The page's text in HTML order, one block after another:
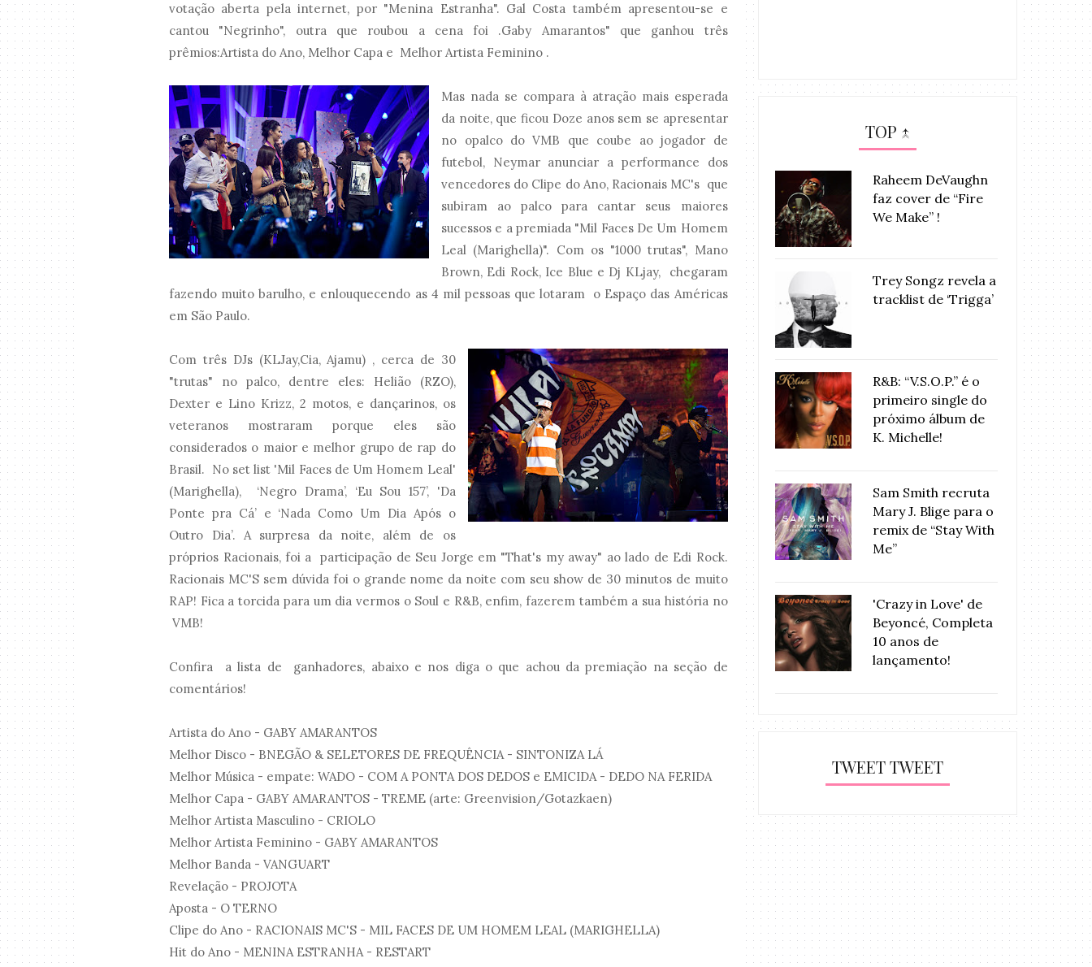
votação aberta pela internet, por "Menina Estranha". Gal Costa também apresentou-se e
cantou "Negrinho", outra que roubou a cena foi .Gaby Amarantos" que ganhou três
prêmios:Artista do Ano, Melhor Capa e Melhor Artista Feminino .
Mas nada se compara à atração mais esperada
da noite, que ficou Doze anos sem se apresentar
no opalco do VMB que coube ao jogador de
futebol, Neymar anunciar a performance dos
vencedores do Clipe do Ano, Racionais MC's que
subiram ao palco para cantar seus maiores
sucessos e a premiada "Mil Faces De Um Homem
Leal (Marighella)". Com os "1000 trutas", Mano
Brown, Edi Rock, Ice Blue e Dj KLjay, chegaram
fazendo muito barulho, e enlouquecendo as 4 mil pessoas que lotaram o Espaço das Américas
em São Paulo.
Com três DJs (KLJay,Cia, Ajamu) , cerca de 30
"trutas" no palco, dentre eles: Helião (RZO),
Dexter e Lino Krizz, 2 motos, e dançarinos, os
veteranos mostraram porque eles são
considerados o maior e melhor grupo de rap do
Brasil. No set list 'Mil Faces de Um Homem Leal'
(Marighella), ‘Negro Drama’, ‘Eu Sou 157’, 'Da
Ponte pra Cá’ e ‘Nada Como Um Dia Após o
Outro Dia’. A surpresa da noite, além de os
próprios Racionais, foi a participação de Seu Jorge em "That's my away" ao lado de Edi Rock.
Racionais MC'S sem dúvida foi o grande nome da noite com seu show de 30 minutos de muito
RAP! Fica a torcida para um dia vermos o Soul e R&B, enfim, fazerem também a sua história no
VMB!
Confira a lista de ganhadores, abaixo e nos diga o que achou da premiação na seção de
comentários!
Artista do Ano - GABY AMARANTOS
Melhor Disco - BNEGÃO & SELETORES DE FREQUÊNCIA - SINTONIZA LÁ
Melhor Música - empate: WADO - COM A PONTA DOS DEDOS e EMICIDA - DEDO NA FERIDA
Melhor Capa - GABY AMARANTOS - TREME (arte: Greenvision/Gotazkaen)
Melhor Artista Masculino - CRIOLO
Melhor Artista Feminino - GABY AMARANTOS
Melhor Banda - VANGUART
Revelação - PROJOTA
Aposta - O TERNO
Clipe do Ano - RACIONAIS MC'S - MIL FACES DE UM HOMEM LEAL (MARIGHELLA)
Hit do Ano - MENINA ESTRANHA - RESTART
TOP ↑
Raheem DeVaughn
faz cover de “Fire
We Make” !
Trey Songz revela a
tracklist de ‘Trigga’
R&B: “V.S.O.P.” é o
primeiro single do
próximo álbum de
K. Michelle!
Sam Smith recruta
Mary J. Blige para o
remix de “Stay With
Me”
'Crazy in Love' de
Beyoncé, Completa
10 anos de
lançamento!
TWEET TWEET